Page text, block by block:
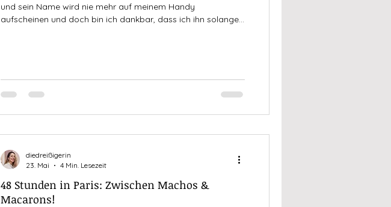
und sein Name wird nie mehr auf meinem Handy
aufscheinen und doch bin ich dankbar, dass ich ihn solange
48 Stunden in Paris: Zwischen Machos &
Macarons!
diedreißigerin
23. Mai
4 Min. Lesezeit